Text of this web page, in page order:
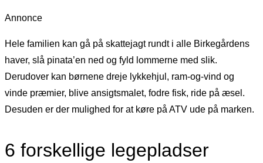
Annonce
Hele familien kan gå på skattejagt rundt i alle Birkegårdens
haver, slå pinata’en ned og fyld lommerne med slik.
Derudover kan børnene dreje lykkehjul, ram-og-vind og
vinde præmier, blive ansigtsmalet, fodre fisk, ride på æsel.
Desuden er der mulighed for at køre på ATV ude på marken.
6 forskellige legepladser